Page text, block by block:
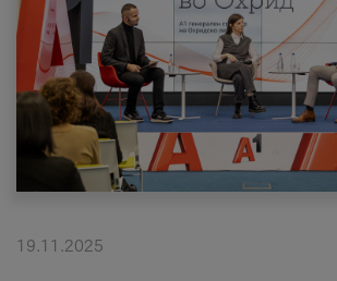
Приватни Деловни
Поддршка
Надополни кредит
19.11.2025